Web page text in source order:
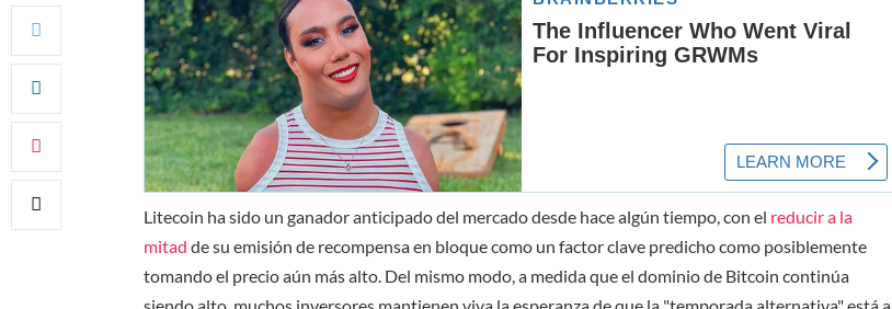
Litecoin ha sido un ganador anticipado del mercado desde hace algún tiempo, con el reducir a la
mitad de su emisión de recompensa en bloque como un factor clave predicho como posiblemente
tomando el precio aún más alto. Del mismo modo, a medida que el dominio de Bitcoin continúa